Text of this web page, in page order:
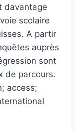
davantage
scolaire
A partir
auprès
sont
de parcours.
access;